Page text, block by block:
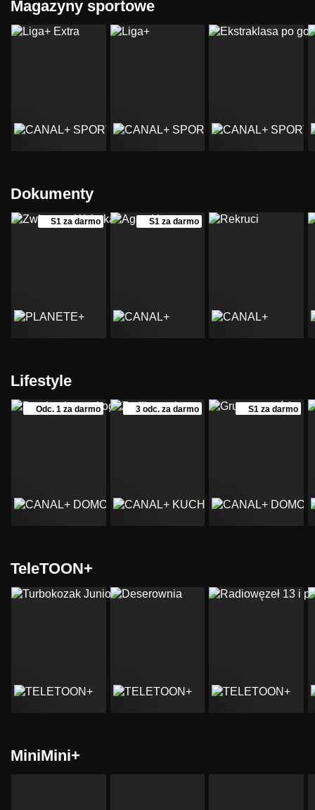
Magazyny sportowe
Dokumenty
S1 za darmo S1 za darmo
Lifestyle
Odc. 1 za darmo 3 odc. za darmo S1 za darmo
TeleTOON+
MiniMini+